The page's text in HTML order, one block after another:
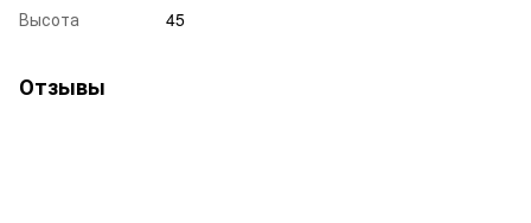
Высота
45
Отзывы